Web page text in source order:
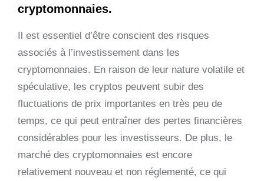
cryptomonnaies.
Il est essentiel d’être conscient des risques
associés à l’investissement dans les
cryptomonnaies. En raison de leur nature volatile et
spéculative, les cryptos peuvent subir des
fluctuations de prix importantes en très peu de
temps, ce qui peut entraîner des pertes financières
considérables pour les investisseurs. De plus, le
marché des cryptomonnaies est encore
relativement nouveau et non réglementé, ce qui